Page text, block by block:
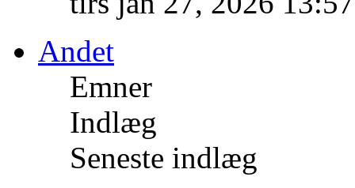
Andet
Emner
Indlæg
Seneste indlæg